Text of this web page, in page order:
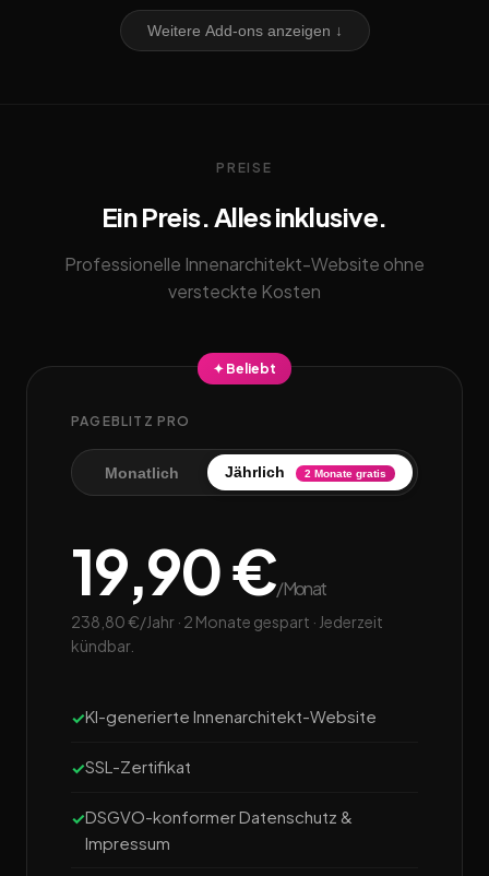
Weitere Add-ons anzeigen ↓
PREISE
Ein Preis. Alles inklusive.
Professionelle Innenarchitekt-Website ohne
versteckte Kosten
✦ Beliebt
PAGEBLITZ PRO
Monatlich Jährlich 2 Monate gratis
19,90 €/Monat
238,80 €/Jahr · 2 Monate gespart · Jederzeit
kündbar.
KI-generierte Innenarchitekt-Website
SSL-Zertifikat
DSGVO-konformer Datenschutz &
Impressum